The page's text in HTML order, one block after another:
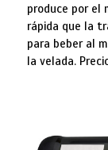
produce por el
rápida que la
para beber al
la velada.